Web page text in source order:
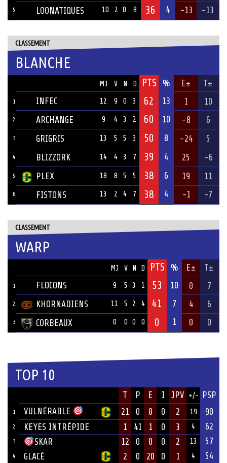
5 LOONATIQUES 10 2 0 8 36 4 -13 -13
CLASSEMENT
BLANCHE
MJ V N D PTS % E± T±
1 INFEC 12 9 0 3 62 13 1 10
2 ARCHANGE 9 4 3 2 60 10 -8 6
3 GRIGRIS 13 5 5 3 50 8 -24 5
4 BLIZZORK 14 4 3 7 39 4 25 -6
5 PLEX 18 8 5 5 38 6 19 11
6 FISTONS 13 2 4 7 38 4 -1 -7
CLASSEMENT
WARP
MJ V N D PTS % E± T±
1 FLOCONS 9 5 3 1 53 10 0 7
2 KHORNADIENS 11 5 2 4 41 7 4 6
3 CORBEAUX 0 0 0 0 0 1 0 0
TOP 10
T P E I JPV +/- PSP
1 VULNÉRABLE 21 0 0 0 2 19 90
2 KEYES INTRÉPIDE 1 41 1 0 3 4 62
3 SKAR 12 0 0 0 2 13 57
4 GLACÉ 2 0 20 0 1 4 54